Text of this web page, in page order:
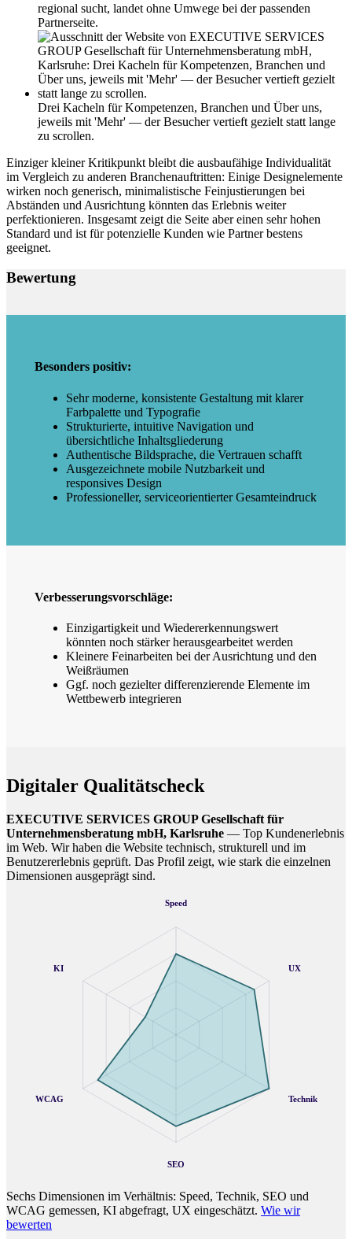
regional sucht, landet ohne Umwege bei der passenden
Partnerseite.
Drei Kacheln für Kompetenzen, Branchen und Über uns,
jeweils mit 'Mehr' — der Besucher vertieft gezielt statt lange
zu scrollen.
Einziger kleiner Kritikpunkt bleibt die ausbaufähige Individualität
im Vergleich zu anderen Branchenauftritten: Einige Designelemente
wirken noch generisch, minimalistische Feinjustierungen bei
Abständen und Ausrichtung könnten das Erlebnis weiter
perfektionieren. Insgesamt zeigt die Seite aber einen sehr hohen
Standard und ist für potenzielle Kunden wie Partner bestens
geeignet.
Bewertung
Besonders positiv:
Sehr moderne, konsistente Gestaltung mit klarer
Farbpalette und Typografie
Strukturierte, intuitive Navigation und
übersichtliche Inhaltsgliederung
Authentische Bildsprache, die Vertrauen schafft
Ausgezeichnete mobile Nutzbarkeit und
responsives Design
Professioneller, serviceorientierter Gesamteindruck
Verbesserungsvorschläge:
Einzigartigkeit und Wiedererkennungswert
könnten noch stärker herausgearbeitet werden
Kleinere Feinarbeiten bei der Ausrichtung und den
Weißräumen
Ggf. noch gezielter differenzierende Elemente im
Wettbewerb integrieren
Digitaler Qualitätscheck
EXECUTIVE SERVICES GROUP Gesellschaft für
Unternehmensberatung mbH, Karlsruhe — Top Kundenerlebnis
im Web. Wir haben die Website technisch, strukturell und im
Benutzererlebnis geprüft. Das Profil zeigt, wie stark die einzelnen
Dimensionen ausgeprägt sind.
Speed
UX
Technik
SEO
WCAG
KI
Sechs Dimensionen im Verhältnis: Speed, Technik, SEO und
WCAG gemessen, KI abgefragt, UX eingeschätzt. Wie wir
bewerten